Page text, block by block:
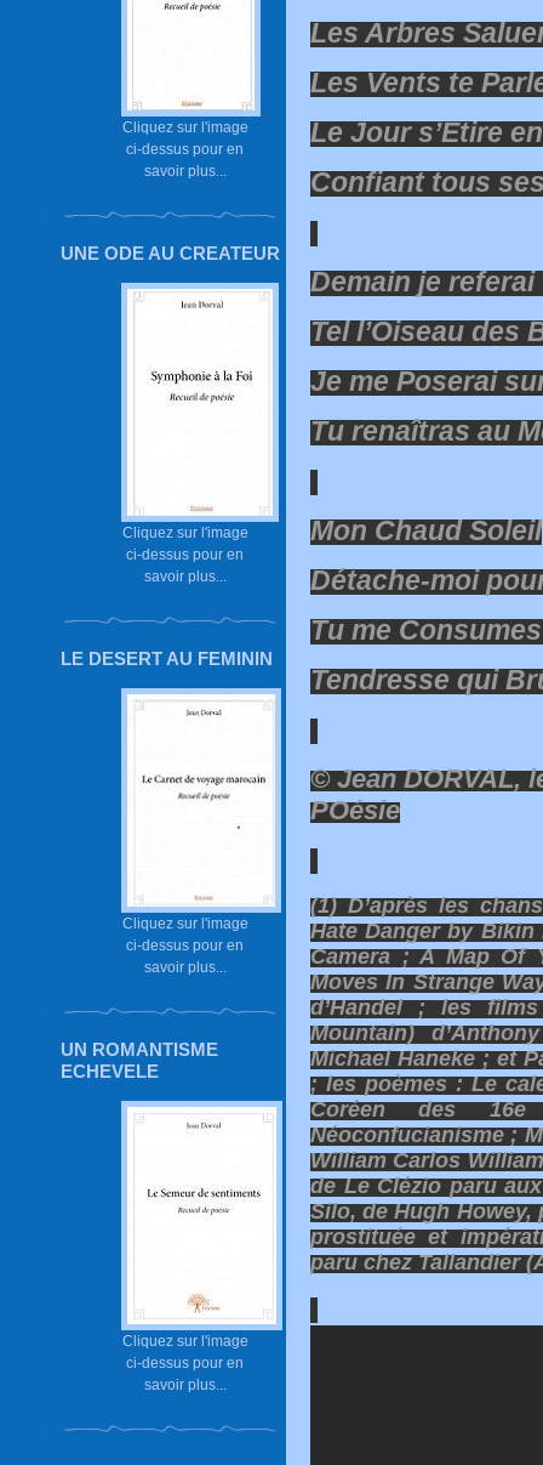
Cliquez sur l'image
ci-dessus pour en
savoir plus...
UNE ODE AU CREATEUR
Cliquez sur l'image
ci-dessus pour en
savoir plus...
LE DESERT AU FEMININ
Cliquez sur l'image
ci-dessus pour en
savoir plus...
UN ROMANTISME
ECHEVELE
Cliquez sur l'image
ci-dessus pour en
savoir plus...
Les Arbres
Les Vents te
Le Jour s’Etire
Confiant tous
Demain je
Tel l’Oiseau des
Je me Poserai
Tu renaîtras au
Mon Chaud Soleil
Détache-moi
Tu me
Tendresse qui
© Jean DORVAL,
POésie
(1) D’après les
Hate Danger by
Camera ; A Map Of
Moves In Strange
d’Handel ; les
Mountain)
Michael Haneke ; et
; les poèmes : Le
Coréen des
Néoconfucianisme ;
William Carlos
de Le Clézio paru
Silo, de Hugh Howey,
prostituée et
paru chez Tallandier